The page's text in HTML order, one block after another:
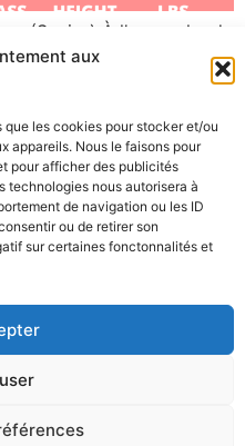
aux
les cookies pour stocker et/ou
appareils. Nous le faisons pour
pour afficher des publicités
technologies nous autorisera à
de navigation ou les ID
ou de retirer son
sur certaines fonctonnalités et
(Senior) À l’approche de
Play vous propose de vous
si particulier.
», les présentations
universitaires. Partons
pour […]
© 2023
sont protégés par les droits
distribuer ou utiliser de
éléments sans l’autorisation